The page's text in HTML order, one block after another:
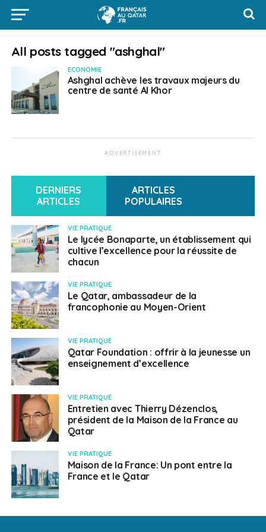
All posts tagged "ashghal"
ECONOMIE
Ashghal achève les travaux majeurs du
centre de santé Al Khor
ADVERTISEMENT
DERNIERS
ARTICLES
ARTICLES
POPULAIRES
VIE PRATIQUE
Le lycée Bonaparte, un établissement qui
cultive l’excellence pour la réussite de
chacun
VIE PRATIQUE
Le Qatar, ambassadeur de la
francophonie au Moyen-Orient
VIE PRATIQUE
Qatar Foundation : offrir à la jeunesse un
enseignement d’excellence
VIE PRATIQUE
Entretien avec Thierry Dézenclos,
président de la Maison de la France au
Qatar
VIE PRATIQUE
Maison de la France: Un pont entre la
France et le Qatar